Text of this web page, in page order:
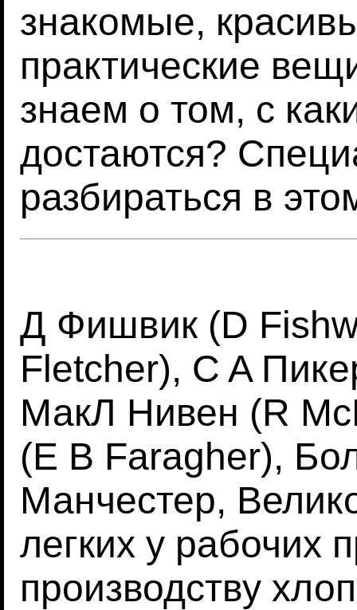
знакомые,
практические
знаем о том, с
достаются?
разбираться в
Д Фишвик (D
Fletcher), C A
МакЛ Нивен (R
(E B Faragher),
Манчестер,
легких у рабочих
производству